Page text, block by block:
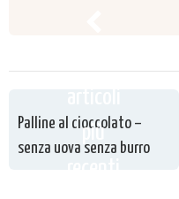
più
Palline al cioccolato –
senza uova senza burro